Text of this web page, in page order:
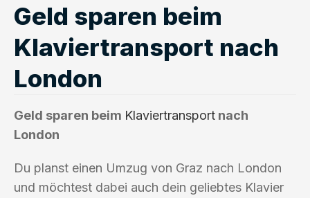
Geld sparen beim
Klaviertransport nach
London
Geld sparen beim Klaviertransport nach
London
Du planst einen Umzug von Graz nach London
und möchtest dabei auch dein geliebtes Klavier